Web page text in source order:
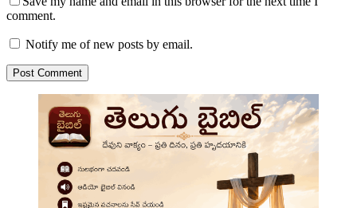
comment.
Notify me of new posts by email.
Post Comment